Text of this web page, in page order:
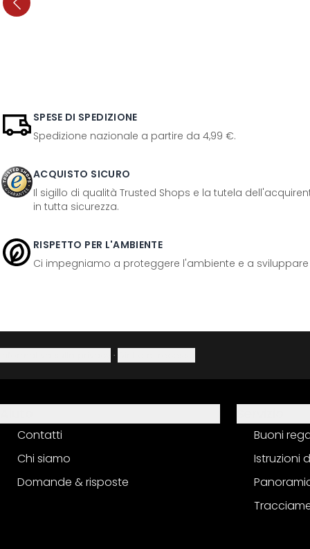
SPESE DI SPEDIZIONE
Spedizione nazionale a partire da 4,99 €.
ACQUISTO SICURO
Il sigillo di qualità Trusted Shops e la tutela
in tutta sicurezza.
RISPETTO PER L'AMBIENTE
Ci impegniamo a proteggere l'ambiente e a
·
Contatti
Chi siamo
Domande & risposte
Buoni
Istruzioni